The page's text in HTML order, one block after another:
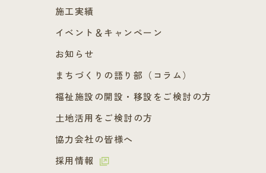
施工実績
イベント＆キャンペーン
お知らせ
まちづくりの語り部（コラム）
福祉施設の開設・移設をご検討の方
土地活用をご検討の方
協力会社の皆様へ
採用情報